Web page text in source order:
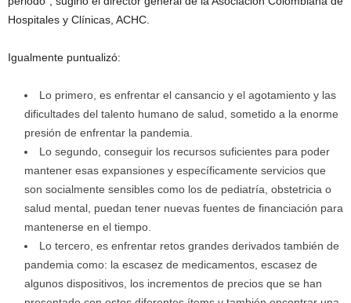
Hospitales y Clínicas, ACHC.
Igualmente puntualizó:
Lo primero, es enfrentar el cansancio y el agotamiento y las
dificultades del talento humano de salud, sometido a la enorme
presión de enfrentar la pandemia.
Lo segundo, conseguir los recursos suficientes para poder
mantener esas expansiones y específicamente servicios que
son socialmente sensibles como los de pediatría, obstetricia o
salud mental, puedan tener nuevas fuentes de financiación para
mantenerse en el tiempo.
Lo tercero, es enfrentar retos grandes derivados también de
pandemia como: la escasez de medicamentos, escasez de
algunos dispositivos, los incrementos de precios que se han